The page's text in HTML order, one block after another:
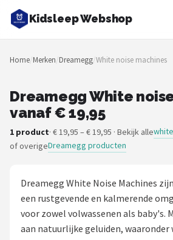
Kidsleep Webshop
Zoeken
NAVIGATIE
Merken
Blog
Nachtlampjes
Slaaphulpen
Home/Merken/Dreamegg/White noise machines
Dreamegg White
vanaf € 19,95
1 product· € 19,95 – € 19,95 · Bekijk alle
of overigeDreamegg producten
Dreamegg White Noise Machines
een rustgevende en kalmerende
voor zowel volwassenen als baby's.
aan natuurlijke geluiden,